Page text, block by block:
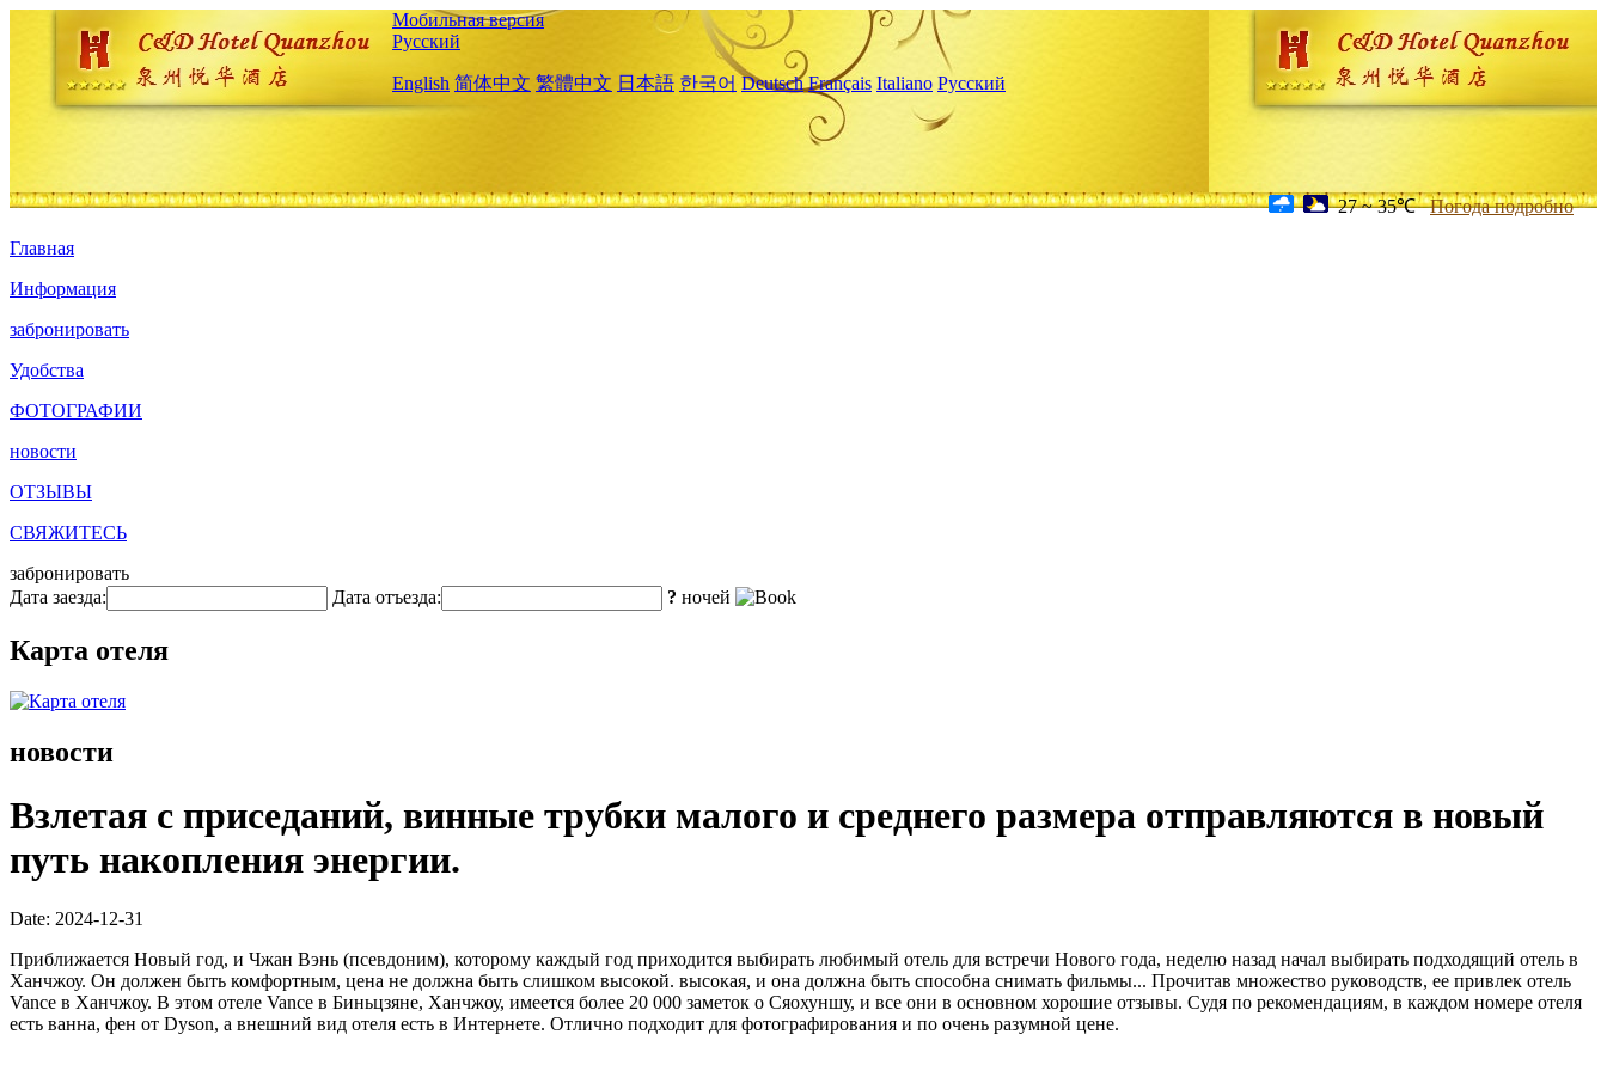
Мобильная версия
Русский
English 简体中文 繁體中文 日本語 한국어 Deutsch Français Italiano Русский
27 ~ 35℃ Погода подробно
Главная
Информация
забронировать
Удобства
ФОТОГРАФИИ
новости
ОТЗЫВЫ
СВЯЖИТЕСЬ
забронировать
Дата заезда:
Дата отъезда: ? ночей
Карта отеля
новости
Взлетая с приседаний, винные трубки малого и среднего размера отправляются в новый
путь накопления энергии.
Date: 2024-12-31
Приближается Новый год, и Чжан Вэнь (псевдоним), которому каждый год приходится выбирать любимый отель для встречи Нового года, неделю назад начал выбирать подходящий отель в
Ханчжоу. Он должен быть комфортным, цена не должна быть слишком высокой. высокая, и она должна быть способна снимать фильмы... Прочитав множество руководств, ее привлек отель
Vance в Ханчжоу. В этом отеле Vance в Биньцзяне, Ханчжоу, имеется более 20 000 заметок о Сяохуншу, и все они в основном хорошие отзывы. Судя по рекомендациям, в каждом номере отеля
есть ванна, фен от Dyson, а внешний вид отеля есть в Интернете. Отлично подходит для фотографирования и по очень разумной цене.